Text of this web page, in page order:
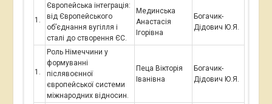
Європейська інтеграція:
від Європейського
об’єднання вугілля і
сталі до створення ЄС.
Мединська
Анастасія
Ігорівна
Богачик-
Дідович Ю.Я.
Роль Німеччини у
формуванні
післявоєнної
європейської системи
міжнародних відносин.
Пеца Вікторія
Іванівна
Богачик-
Дідович Ю.Я.